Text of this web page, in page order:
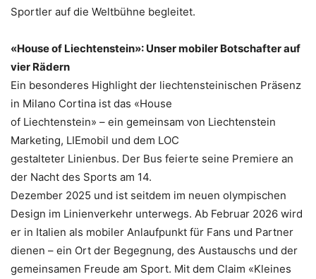
Sportler auf die Weltbühne begleitet.
«House of Liechtenstein»: Unser mobiler Botschafter auf
vier Rädern
Ein besonderes Highlight der liechtensteinischen Präsenz
in Milano Cortina ist das «House
of Liechtenstein» – ein gemeinsam von Liechtenstein
Marketing, LIEmobil und dem LOC
gestalteter Linienbus. Der Bus feierte seine Premiere an
der Nacht des Sports am 14.
Dezember 2025 und ist seitdem im neuen olympischen
Design im Linienverkehr unterwegs. Ab Februar 2026 wird
er in Italien als mobiler Anlaufpunkt für Fans und Partner
dienen – ein Ort der Begegnung, des Austauschs und der
gemeinsamen Freude am Sport. Mit dem Claim «Kleines